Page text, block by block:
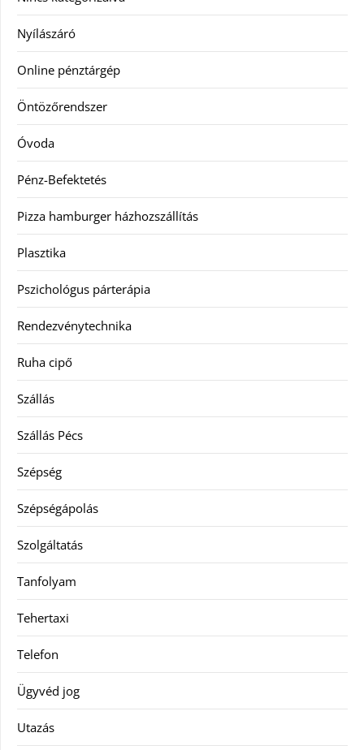
Nyílászáró
Online pénztárgép
Öntözőrendszer
Óvoda
Pénz-Befektetés
Pizza hamburger házhozszállítás
Plasztika
Pszichológus párterápia
Rendezvénytechnika
Ruha cipő
Szállás
Szállás Pécs
Szépség
Szépségápolás
Szolgáltatás
Tanfolyam
Tehertaxi
Telefon
Ügyvéd jog
Utazás